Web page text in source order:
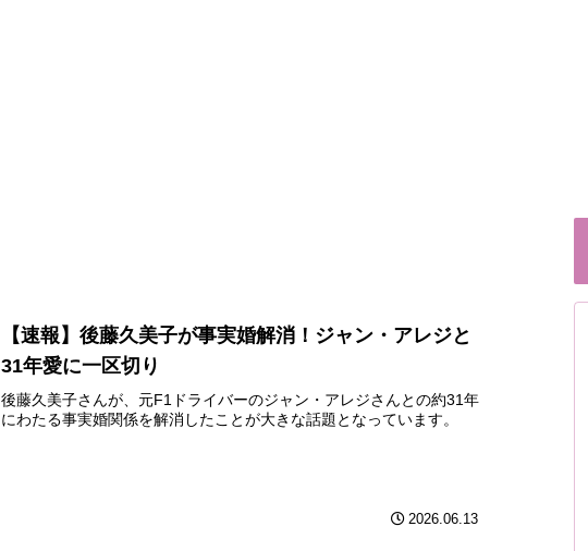
【速報】後藤久美子が事実婚解消！ジャン・アレジと
31年愛に一区切り
後藤久美子さんが、元F1ドライバーのジャン・アレジさんとの約31年
にわたる事実婚関係を解消したことが大きな話題となっています。
2026.06.13